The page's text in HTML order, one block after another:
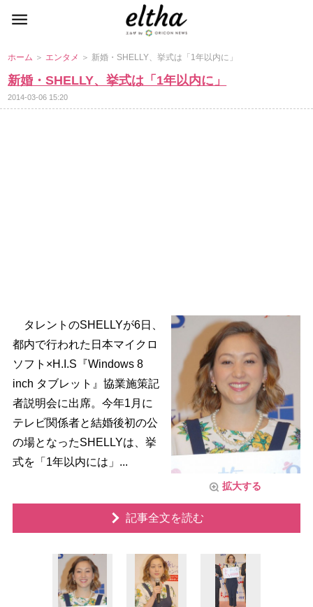
ホーム ＞ エンタメ ＞ 新婚・SHELLY、挙式は「1年以内に」
新婚・SHELLY、挙式は「1年以内に」
2014-03-06 15:20
拡大する
タレントのSHELLYが6日、
都内で行われた日本マイクロ
ソフト×H.I.S『Windows 8
inch タブレット』協業施策記
者説明会に出席。今年1月に
テレビ関係者と結婚後初の公
の場となったSHELLYは、挙
式を「1年以内には」...
記事全文を読む